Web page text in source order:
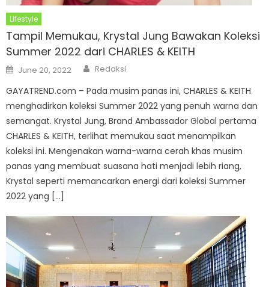
Lifestyle
Tampil Memukau, Krystal Jung Bawakan Koleksi
Summer 2022 dari CHARLES & KEITH
Posted
on
June 20, 2022 Author
Redaksi
GAYATREND.com – Pada musim panas ini, CHARLES & KEITH
menghadirkan koleksi Summer 2022 yang penuh warna dan
semangat. Krystal Jung, Brand Ambassador Global pertama
CHARLES & KEITH, terlihat memukau saat menampilkan
koleksi ini. Mengenakan warna-warna cerah khas musim
panas yang membuat suasana hati menjadi lebih riang,
Krystal seperti memancarkan energi dari koleksi Summer
2022 yang […]